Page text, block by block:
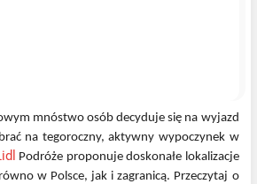
mnóstwo osób decyduje się na wyjazd
na tegoroczny, aktywny wypoczynek w
Podróże proponuje doskonałe lokalizacje
w Polsce, jak i zagranicą. Przeczytaj o